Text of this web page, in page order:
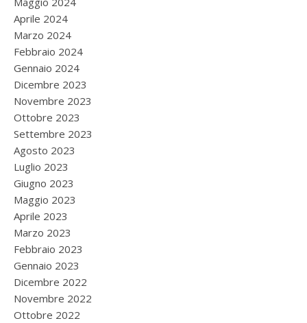
Aprile 2024
Marzo 2024
Febbraio 2024
Gennaio 2024
Dicembre 2023
Novembre 2023
Ottobre 2023
Settembre 2023
Agosto 2023
Luglio 2023
Giugno 2023
Maggio 2023
Aprile 2023
Marzo 2023
Febbraio 2023
Gennaio 2023
Dicembre 2022
Novembre 2022
Ottobre 2022